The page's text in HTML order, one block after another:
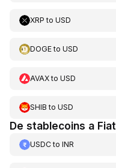
XRP to USD
DOGEto USD
AVAXto USD
SHIB to USD
De stablecoins a Fiat
USDCto INR